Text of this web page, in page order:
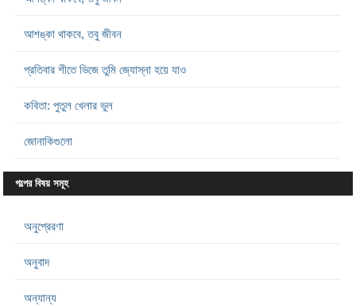
আশঙ্কা থাকবে, তবু জীবন
প্রতিবার শীতে ভিজে তুমি জ্যোস্না হয়ে যাও
কবিতা: পুতুল খেলার ভুল
জোনাকিগুলো
গল্পের বিষয় সমূহ
অনুপ্রেরণা
অনুবাদ
অন্যান্য